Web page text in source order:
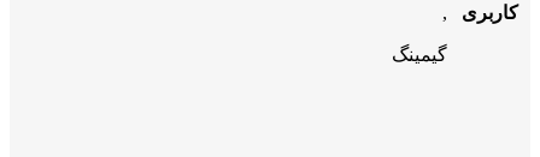
کاربری
,
گیمینگ